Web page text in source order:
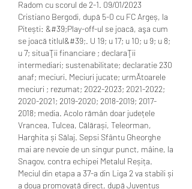
Radom cu scorul de 2-1. 09/01/2023
Cristiano Bergodi, după 5-0 cu FC Argeș, la
Pitești: &#39;Play-off-ul se joacă, aşa cum
se joacă titlul&#39;. U 19; u 17; u 10; u 9; u 8;
u 7; situaŢii financiare ; declaraŢii
intermediari; sustenabilitate; declaratie 230
anaf; meciuri. Meciuri jucate; urmĂtoarele
meciuri ; rezumat; 2022-2023; 2021-2022;
2020-2021; 2019-2020; 2018-2019; 2017-
2018; media. Acolo rămân doar județele
Vrancea, Tulcea, Călărași, Teleorman,
Harghita și Sălaj. Sepsi Sfântu Gheorghe
mai are nevoie de un singur punct, mâine, la
Snagov, contra echipei Metalul Reșița.
Meciul din etapa a 37-a din Liga 2 va stabili și
a doua promovată direct, după Juventus